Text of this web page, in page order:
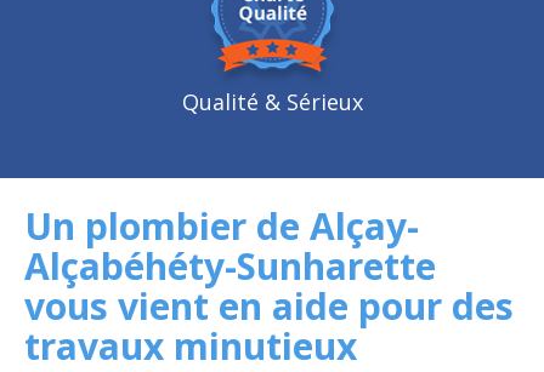
Qualité & Sérieux
Un plombier de Alçay-
Alçabéhéty-Sunharette
vous vient en aide pour des
travaux minutieux